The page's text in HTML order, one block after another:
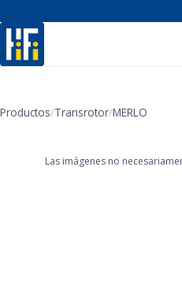
Productos/Transrotor/MERLO
Las imágenes no